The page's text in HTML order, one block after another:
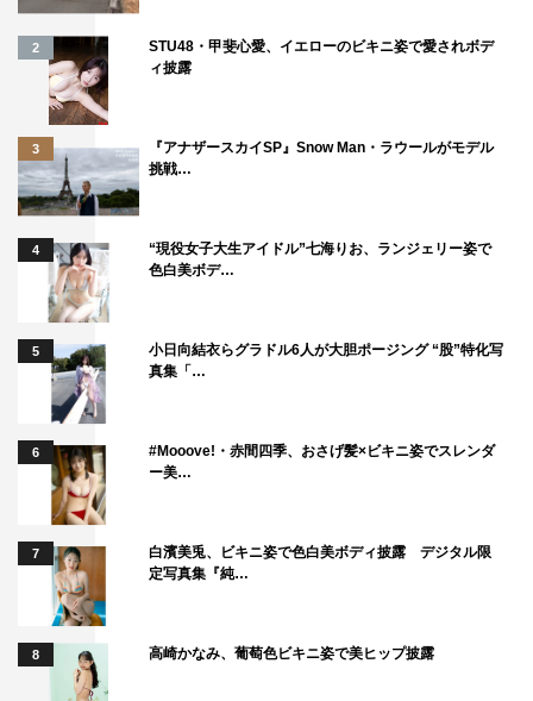
2
STU48・甲斐心愛、イエローのビキニ姿で愛されボデ
ィ披露
3
『アナザースカイSP』Snow Man・ラウールがモデル
挑戦…
4
“現役女子大生アイドル”七海りお、ランジェリー姿で
色白美ボデ…
5
小日向結衣らグラドル6人が大胆ポージング “股”特化写
真集「…
6
#Mooove!・赤間四季、おさげ髪×ビキニ姿でスレンダ
ー美…
7
白濱美兎、ビキニ姿で色白美ボディ披露 デジタル限
定写真集『純…
8 高崎かなみ、葡萄色ビキニ姿で美ヒップ披露